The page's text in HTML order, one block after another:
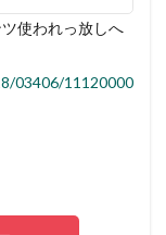
使われっ放しへ
03406/11120000